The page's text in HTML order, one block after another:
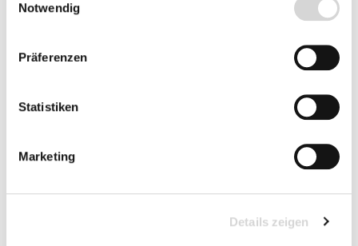
Notwendig
Präferenzen
Statistiken
Marketing
Details zeigen
Beschreibung
Bewertungen